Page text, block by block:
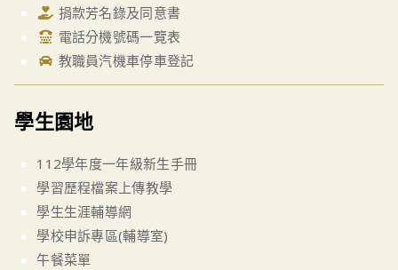
捐款芳名錄及同意書
電話分機號碼一覽表
教職員汽機車停車登記
學生園地
112學年度一年級新生手冊
學習歷程檔案上傳教學
學生生涯輔導網
學校申訴專區(輔導室)
午餐菜單